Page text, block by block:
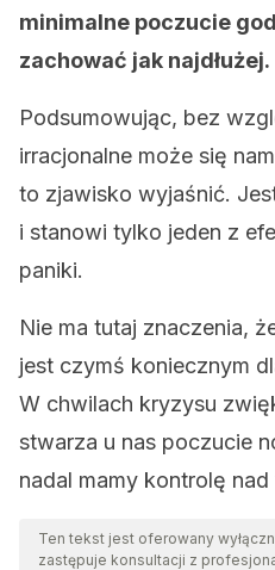
minimalne poczucie
zachować jak najdłużej.
Podsumowując, bez
irracjonalne może się
to zjawisko wyjaśnić.
i stanowi tylko jeden z
paniki.
Nie ma tutaj znaczenia,
jest czymś koniecznym
W chwilach kryzysu
stwarza u nas poczucie
nadal mamy kontrolę
Ten tekst jest oferowany
zastępuje konsultacji z